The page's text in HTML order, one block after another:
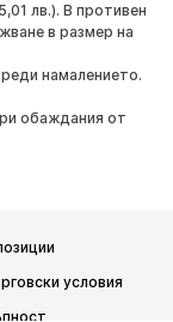
лв.). В противен
в размер на
намалението.
обаждания от
условия